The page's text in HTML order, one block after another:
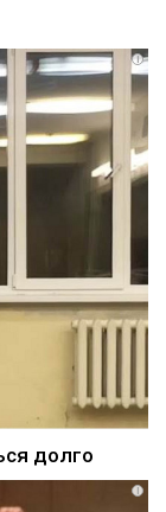
i
долго
i